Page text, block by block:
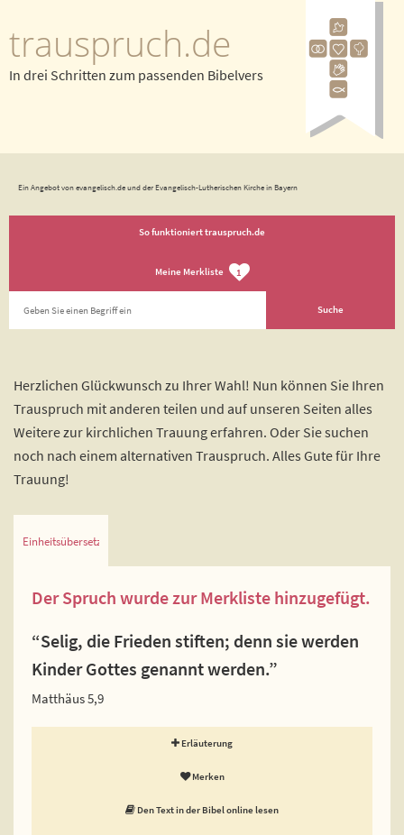
trauspruch.de
In drei Schritten zum passenden Bibelvers
Ein Angebot von evangelisch.de und der Evangelisch-Lutherischen Kirche in Bayern
So funktioniert trauspruch.de
Meine Merkliste 1
Herzlichen Glückwunsch zu Ihrer Wahl! Nun können Sie Ihren
Trauspruch mit anderen teilen und auf unseren Seiten alles
Weitere zur kirchlichen Trauung erfahren. Oder Sie suchen
noch nach einem alternativen Trauspruch. Alles Gute für Ihre
Trauung!
Einheitsübersetzung
Der Spruch wurde zur Merkliste hinzugefügt.
“Selig, die Frieden stiften; denn sie werden
Kinder Gottes genannt werden.”
Matthäus 5,9
Erläuterung
Merken
Den Text in der Bibel online lesen